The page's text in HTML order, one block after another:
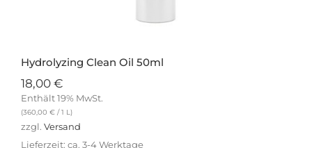
Hydrolyzing Clean Oil 50ml
18,00 €
Enthält 19% MwSt.
(360,00 € / 1 L)
zzgl. Versand
Lieferzeit: ca. 3-4 Werktage